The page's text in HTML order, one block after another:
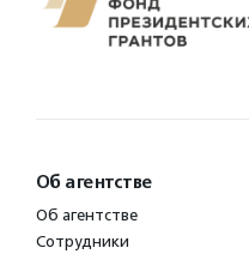
Об агентстве
Об агентстве
Сотрудники